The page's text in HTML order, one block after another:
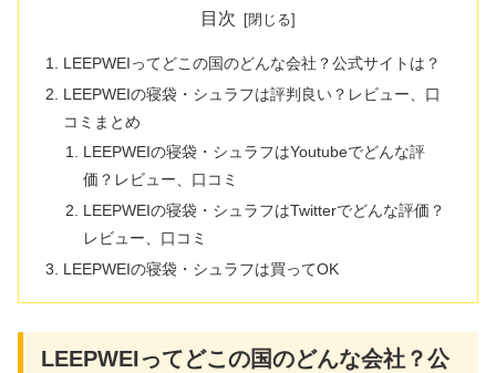
目次
LEEPWEIってどこの国のどんな会社？公式サイトは？
LEEPWEIの寝袋・シュラフは評判良い？レビュー、口
コミまとめ
LEEPWEIの寝袋・シュラフはYoutubeでどんな評
価？レビュー、口コミ
LEEPWEIの寝袋・シュラフはTwitterでどんな評価？
レビュー、口コミ
LEEPWEIの寝袋・シュラフは買ってOK
LEEPWEIってどこの国のどんな会社？公